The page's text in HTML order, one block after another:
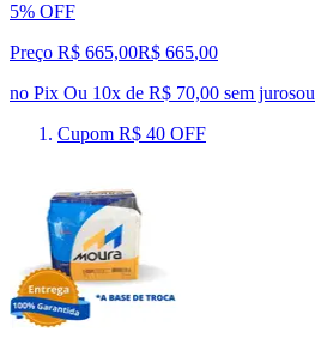
5% OFF
Preço R$ 665,00R$ 665,00
no Pix Ou 10x de R$ 70,00 sem jurosou
Cupom R$ 40 OFF